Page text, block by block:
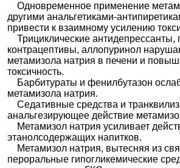
Одновременное применение
другими анальгетиками-
привести к взаимному усилению
Трициклические антидепрессанты,
контрацептивы, аллопуринол
метамизола натрия в печени и
токсичность.
Барбитураты и фенилбутазон
метамизола натрия.
Седативные средства и
анальгезирующее действие
Метамизол натрия усиливает
этанолсодержащих напитков.
Метамизол натрия, вытесняя из
пероральные гипогликемические